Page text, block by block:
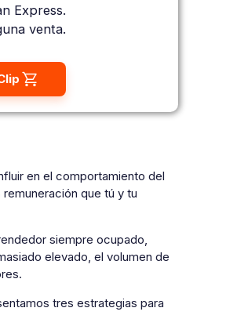
Express.
venta.
en el comportamiento del
que tú y tu
siempre ocupado,
elevado, el volumen de
tres estrategias para